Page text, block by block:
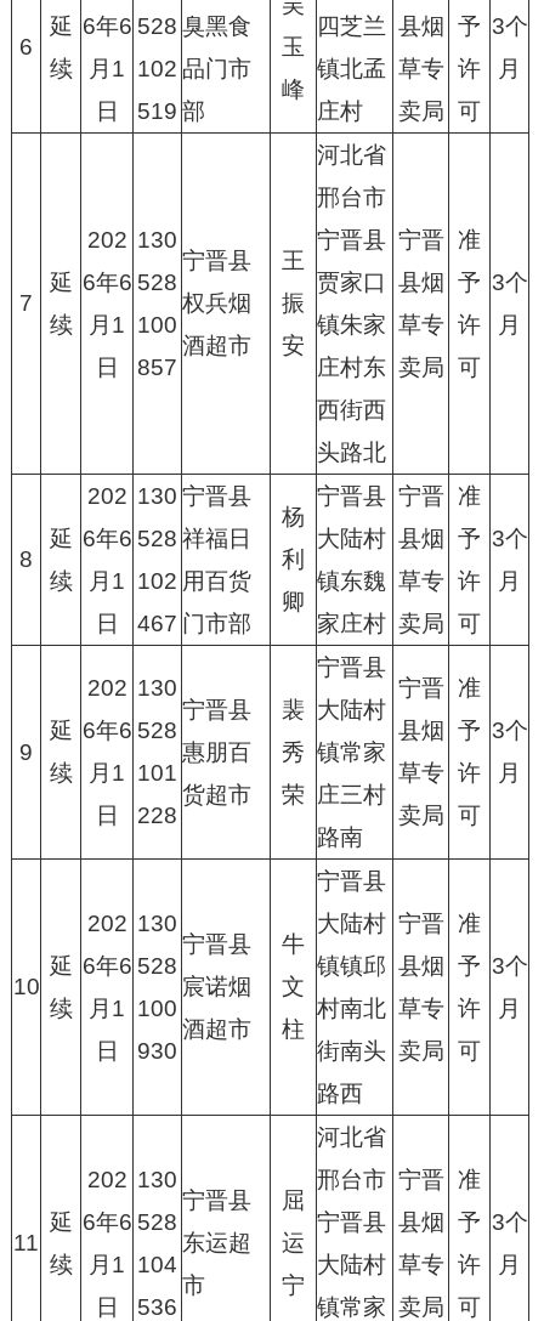
6
延
续
6年6
月1
日
528
102
519
臭黑食
品门市
部
玉
峰
四芝兰
镇北孟
庄村
县烟
草专
卖局
予
许
可
3个
月
7
延
续
202
6年6
月1
日
130
528
100
857
宁晋县
权兵烟
酒超市
王
振
安
河北省
邢台市
宁晋县
贾家口
镇朱家
庄村东
西街西
头路北
宁晋
县烟
草专
卖局
准
予
许
可
3个
月
8
延
续
202
6年6
月1
日
130
528
102
467
宁晋县
祥福日
用百货
门市部
杨
利
卿
宁晋县
大陆村
镇东魏
家庄村
宁晋
县烟
草专
卖局
准
予
许
可
3个
月
9
延
续
202
6年6
月1
日
130
528
101
228
宁晋县
惠朋百
货超市
裴
秀
荣
宁晋县
大陆村
镇常家
庄三村
路南
宁晋
县烟
草专
卖局
准
予
许
可
3个
月
10
延
续
202
6年6
月1
日
130
528
100
930
宁晋县
宸诺烟
酒超市
牛
文
柱
宁晋县
大陆村
镇镇邱
村南北
街南头
路西
宁晋
县烟
草专
卖局
准
予
许
可
3个
月
11
延
续
202
6年6
月1
日
130
528
104
536
宁晋县
东运超
市
屈
运
宁
河北省
邢台市
宁晋县
大陆村
镇常家
宁晋
县烟
草专
卖局
准
予
许
可
3个
月